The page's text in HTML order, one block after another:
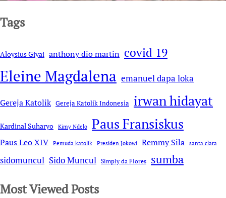
Tags
Aloysius Giyai anthony dio martin covid 19
Eleine Magdalena emanuel dapa loka
Gereja Katolik Gereja Katolik Indonesia irwan hidayat
Kardinal Suharyo Kimy Ndelo Paus Fransiskus
Paus Leo XIV Pemuda katolik Presiden Jokowi Remmy Sila santa clara
sidomuncul Sido Muncul Simply da Flores sumba
Most Viewed Posts